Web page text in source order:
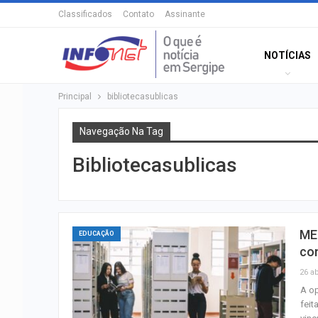
Classificados Contato Assinante
NOTÍCIAS
Principal bibliotecasublicas
Navegação Na Tag
Bibliotecasublicas
EDUCAÇÃO
26
A